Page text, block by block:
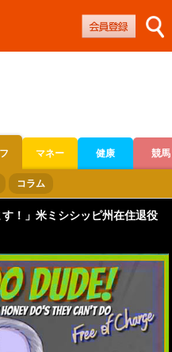
マネー 健康 競馬
コラム
！」米ミシシッピ州在住退役